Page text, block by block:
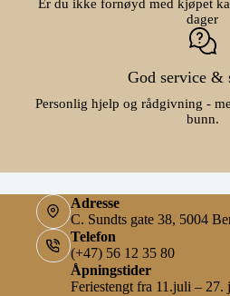
Er du ikke fornøyd med kjøpet
dager
God service &
Personlig hjelp og rådgivning -
bunn.
Adresse
C. Sundts gate 38, 5004
Telefon
(+47) 56 12 35 80
Åpningstider
Feriestengt fra 11.juli – 27.